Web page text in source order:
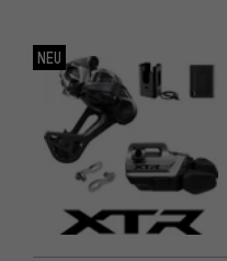
NEU